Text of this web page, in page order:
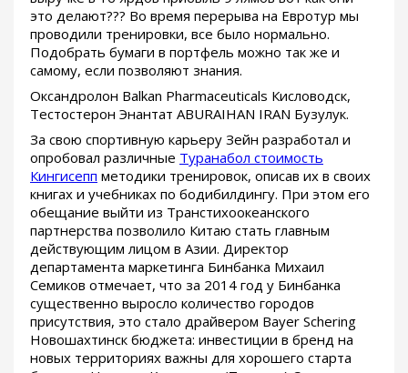
это делают??? Во время перерыва на Евротур мы
проводили тренировки, все было нормально.
Подобрать бумаги в портфель можно так же и
самому, если позволяют знания.
Оксандролон Balkan Pharmaceuticals Кисловодск,
Тестостерон Энантат ABURAIHAN IRAN Бузулук.
За свою спортивную карьеру Зейн разработал и
опробовал различные Туранабол стоимость
Кингисепп методики тренировок, описав их в своих
книгах и учебниках по бодибилдингу. При этом его
обещание выйти из Транстихоокеанского
партнерства позволило Китаю стать главным
действующим лицом в Азии. Директор
департамента маркетинга Бинбанка Михаил
Семиков отмечает, что за 2014 год у Бинбанка
существенно выросло количество городов
присутствия, это стало драйвером Bayer Schering
Новошахтинск бюджета: инвестиции в бренд на
новых территориях важны для хорошего старта